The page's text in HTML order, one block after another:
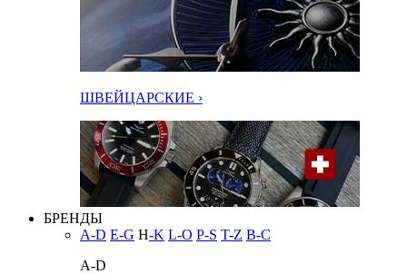
ШВЕЙЦАРСКИЕ ›
БРЕНДЫ
A-D E-G H-K L-O P-S T-Z В-С
A-D